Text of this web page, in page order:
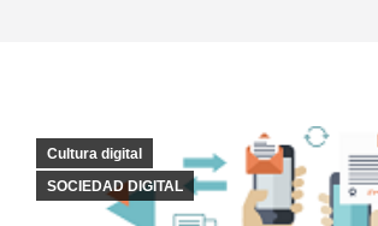
Cultura digital
SOCIEDAD DIGITAL